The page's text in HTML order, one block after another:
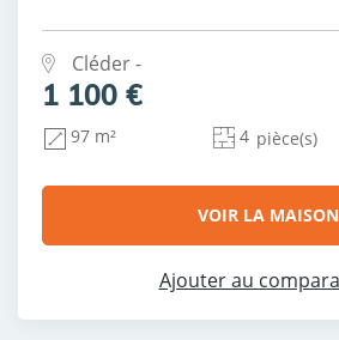
Cléder -
1 100 €
97 m² 4 pièce(s)
VOIR LA MAISON
Ajouter au